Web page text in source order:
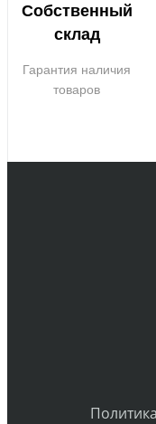
Собственный
склад
Гарантия наличия
товаров